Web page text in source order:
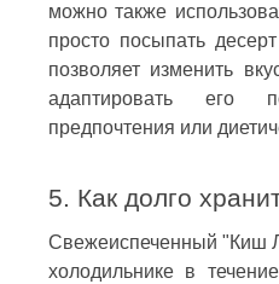
можно также
просто посыпать
позволяет изменить
адаптировать его
предпочтения или
5. Как долго
Свежеиспеченный "Киш
холодильнике в